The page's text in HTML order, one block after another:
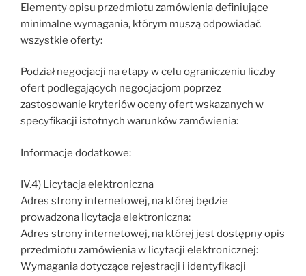
Elementy opisu przedmiotu zamówienia definiujące
minimalne wymagania, którym muszą odpowiadać
wszystkie oferty:
Podział negocjacji na etapy w celu ograniczeniu liczby
ofert podlegających negocjacjom poprzez
zastosowanie kryteriów oceny ofert wskazanych w
specyfikacji istotnych warunków zamówienia:
Informacje dodatkowe:
IV.4) Licytacja elektroniczna
Adres strony internetowej, na której będzie
prowadzona licytacja elektroniczna:
Adres strony internetowej, na której jest dostępny opis
przedmiotu zamówienia w licytacji elektronicznej:
Wymagania dotyczące rejestracji i identyfikacji